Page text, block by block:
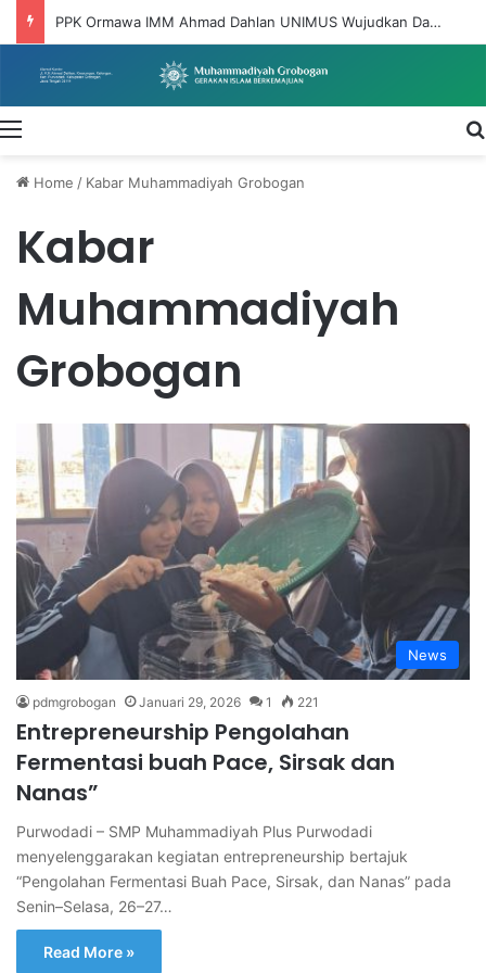
PPK Ormawa IMM Ahmad Dahlan UNIMUS Wujudkan Dakwah Pemberdayaan Melalui Program DIGITARUM di Desa Taruman
Menu
Home / Kabar Muhammadiyah Grobogan
Kabar
Muhammadiyah
Grobogan
News
pdmgrobogan Januari 29, 2026 1 221
Entrepreneurship Pengolahan
Fermentasi buah Pace, Sirsak dan
Nanas”
Purwodadi – SMP Muhammadiyah Plus Purwodadi
menyelenggarakan kegiatan entrepreneurship bertajuk
“Pengolahan Fermentasi Buah Pace, Sirsak, dan Nanas” pada
Senin–Selasa, 26–27…
Read More »